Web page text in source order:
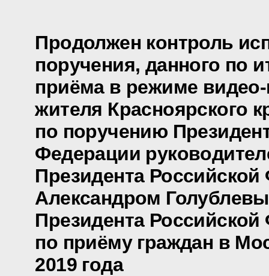
Продолжен контроль
поручения, данного по
приёма в режиме
жителя Красноярского
по поручению
Федерации
Президента
Александром
Президента
по приёму граждан в
2019 года